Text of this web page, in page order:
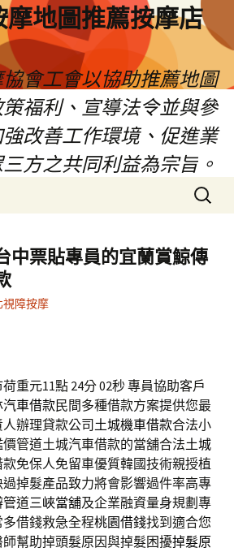
摩地圖推薦按摩店
會工會以協助推薦地圖
福利、宣導法令並與參
改善工作環境、促進業
方之共同利益為宗旨。
搜
尋
鍵
字:
中票貼專員的宜蘭賞鯨傳
視障按摩
重元11點 24分 02秒專員協助客戶
汽車借款民間多種借款方案提供您最
辦理貸款公司 土城機車借款合法小
管道土城汽車借款的當舖合法土城
免保人免留車優質韓國技術親授植
過掉髮產品致力將會影響過件率高專
管道三峽當舖及企業融資量身規劃專
借錢救急全程桃園借錢找到適合您
幫助掉頭髮原因與掉髮困擾掉髮原